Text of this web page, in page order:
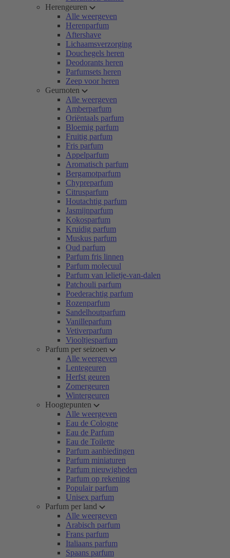
Herengeuren
Alle weergeven
Herenparfum
Aftershave
Lichaamsverzorging
Douchegels heren
Deodorants heren
Parfumsets heren
Zeep voor heren
Geurnoten
Alle weergeven
Amberparfum
Oriëntaals parfum
Bloemig parfum
Fruitig parfum
Fris parfum
Appelparfum
Aromatisch parfum
Bergamotparfum
Chypreparfum
Citrusparfum
Houtachtig parfum
Jasmijnparfum
Kokosparfum
Kruidig parfum
Muskus parfum
Oud parfum
Parfum fris linnen
Parfum molecuul
Parfum van lelietje-van-dalen
Patchouli parfum
Poederachtig parfum
Rozenparfum
Sandelhoutparfum
Vanilleparfum
Vetiverparfum
Viooltjesparfum
Parfum per seizoen
Alle weergeven
Lentegeuren
Herfst geuren
Zomergeuren
Wintergeuren
Hoogtepunten
Alle weergeven
Eau de Cologne
Eau de Parfum
Eau de Toilette
Parfum aanbiedingen
Parfum miniaturen
Parfum nieuwigheden
Parfum op rekening
Populair parfum
Unisex parfum
Parfum per land
Alle weergeven
Arabisch parfum
Frans parfum
Italiaans parfum
Spaans parfum